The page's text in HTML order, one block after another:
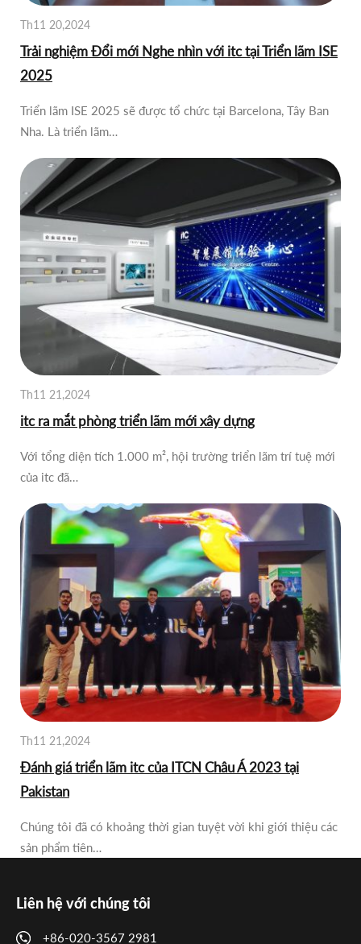
Th11 20,2024
Trải nghiệm Đổi mới Nghe nhìn với itc tại Triển lãm ISE
2025
Triển lãm ISE 2025 sẽ được tổ chức tại Barcelona, ​​Tây Ban
Nha. Là triển lãm…
Th11 21,2024
itc ra mắt phòng triển lãm mới xây dựng
Với tổng diện tích 1.000 m², hội trường triển lãm trí tuệ mới
của itc đã…
Th11 21,2024
Đánh giá triển lãm itc của ITCN Châu Á 2023 tại
Pakistan
Chúng tôi đã có khoảng thời gian tuyệt vời khi giới thiệu các
sản phẩm tiên…
Liên hệ với chúng tôi
+86-020-3567 2981